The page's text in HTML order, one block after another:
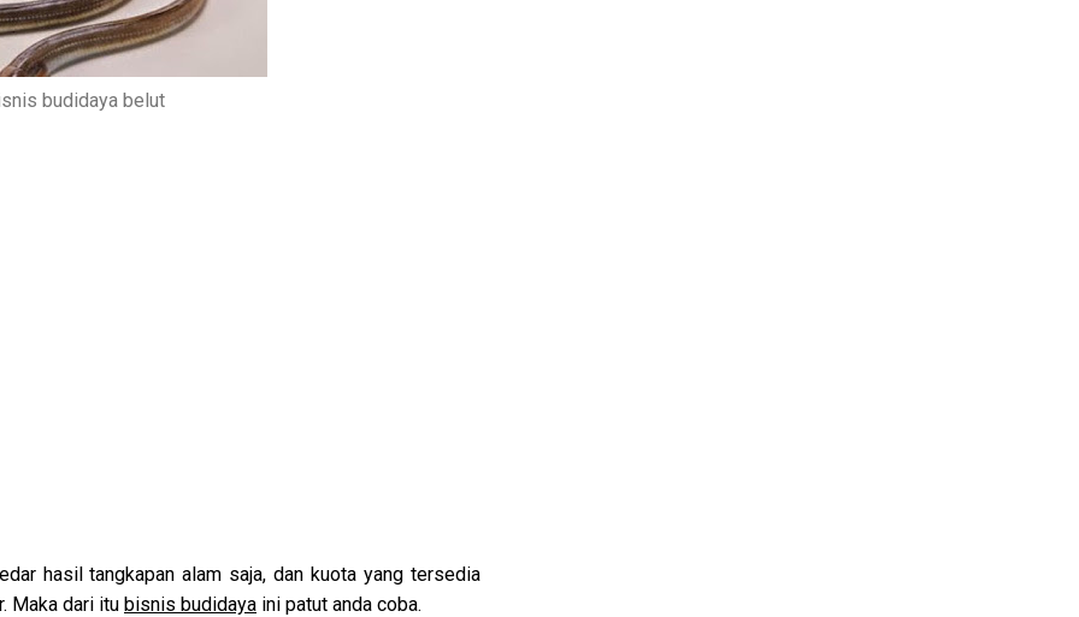
budidaya belut
hasil tangkapan alam saja, dan kuota yang tersedia
Maka dari itu bisnis budidaya ini patut anda coba.